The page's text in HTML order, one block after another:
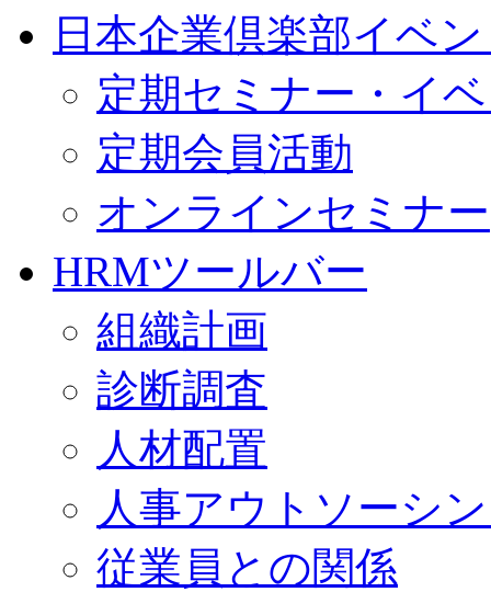
日本企業倶楽部イベ
定期セミナー・イ
定期会員活動
オンラインセミナー
HRMツールバー
組織計画
診断調査
人材配置
人事アウトソーシ
従業員との関係